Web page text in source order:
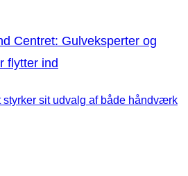
Centret: Gulveksperter og
flytter ind
styrker sit udvalg af både håndværk